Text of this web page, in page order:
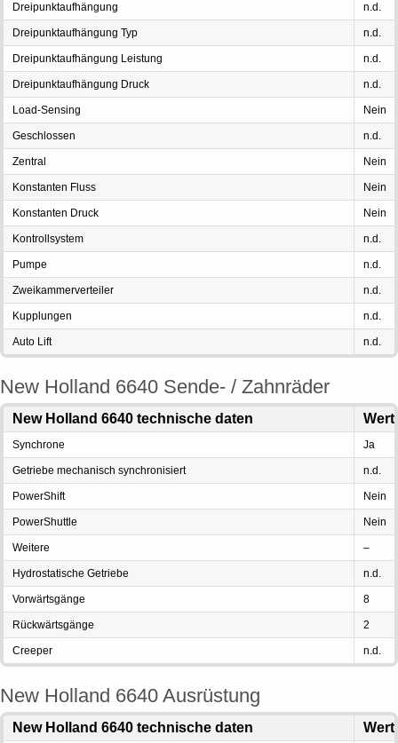
Dreipunktaufhängung n.d.
Dreipunktaufhängung Typ n.d.
Dreipunktaufhängung Leistung n.d.
Dreipunktaufhängung Druck n.d.
Load-Sensing Nein
Geschlossen n.d.
Zentral Nein
Konstanten Fluss Nein
Konstanten Druck Nein
Kontrollsystem n.d.
Pumpe n.d.
Zweikammerverteiler n.d.
Kupplungen n.d.
Auto Lift n.d.
New Holland 6640 Sende- / Zahnräder
New Holland 6640 technische daten Wert
Synchrone Ja
Getriebe mechanisch synchronisiert n.d.
PowerShift Nein
PowerShuttle Nein
Weitere –
Hydrostatische Getriebe n.d.
Vorwärtsgänge 8
Rückwärtsgänge 2
Creeper n.d.
New Holland 6640 Ausrüstung
New Holland 6640 technische daten Wert